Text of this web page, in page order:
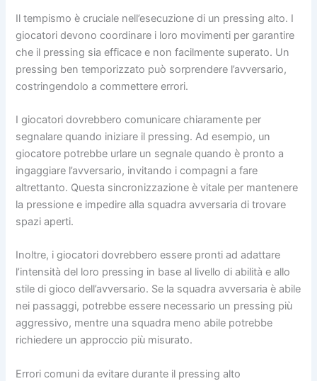
Il tempismo è cruciale nell’esecuzione di un pressing alto. I
giocatori devono coordinare i loro movimenti per garantire
che il pressing sia efficace e non facilmente superato. Un
pressing ben temporizzato può sorprendere l’avversario,
costringendolo a commettere errori.
I giocatori dovrebbero comunicare chiaramente per
segnalare quando iniziare il pressing. Ad esempio, un
giocatore potrebbe urlare un segnale quando è pronto a
ingaggiare l’avversario, invitando i compagni a fare
altrettanto. Questa sincronizzazione è vitale per mantenere
la pressione e impedire alla squadra avversaria di trovare
spazi aperti.
Inoltre, i giocatori dovrebbero essere pronti ad adattare
l’intensità del loro pressing in base al livello di abilità e allo
stile di gioco dell’avversario. Se la squadra avversaria è abile
nei passaggi, potrebbe essere necessario un pressing più
aggressivo, mentre una squadra meno abile potrebbe
richiedere un approccio più misurato.
Errori comuni da evitare durante il pressing alto